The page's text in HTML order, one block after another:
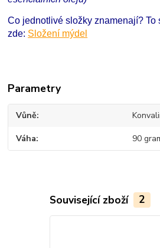
Co jednotlivé složky znamenají? To
zde: Složení mýdel
Parametry
Vůně
Váha 90
Související zboží 2